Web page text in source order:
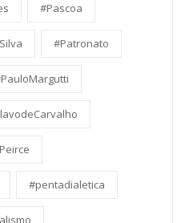
#Pascoa
#Patronato
#pentadialetica